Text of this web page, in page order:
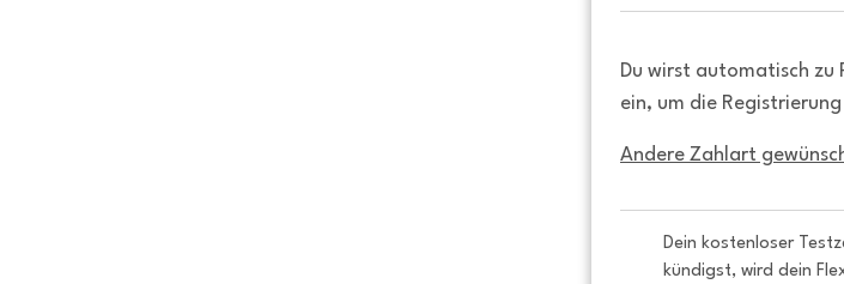
Du wirst automatisch zu
ein, um die
Andere Zahlart
Dein kostenloser
kündigst, wird dein